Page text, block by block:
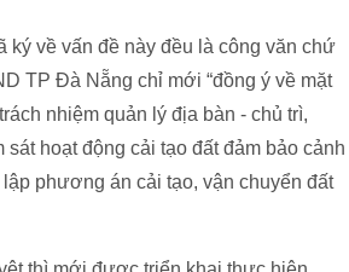
về vấn đề này đều là công văn chứ
TP Đà Nẵng chỉ mới “đồng ý về mặt
nhiệm quản lý địa bàn - chủ trì,
hoạt động cải tạo đất đảm bảo cảnh
phương án cải tạo, vận chuyển đất